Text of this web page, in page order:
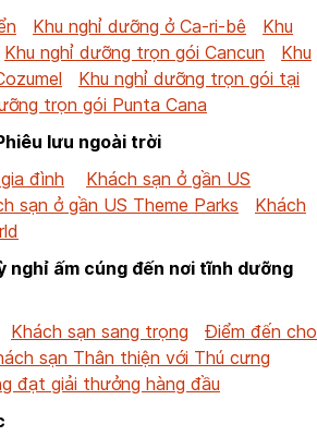
Khu nghỉ dưỡng ở Ca-ri-bê
Khu
Khu nghỉ dưỡng trọn gói Cancun
Khu
Khu nghỉ dưỡng trọn gói tại
trọn gói Punta Cana
lưu ngoài trời
đình
Khách sạn ở gần US
sạn ở gần US Theme Parks
Khách
nghỉ ấm cúng đến nơi tĩnh dưỡng
Khách sạn sang trọng
Điểm đến cho
sạn Thân thiện với Thú cưng
đạt giải thưởng hàng đầu